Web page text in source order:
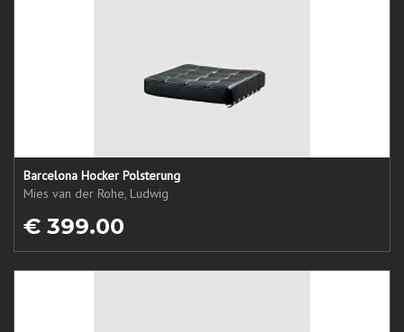
Barcelona Hocker Polsterung
Mies van der Rohe, Ludwig
€ 399.00